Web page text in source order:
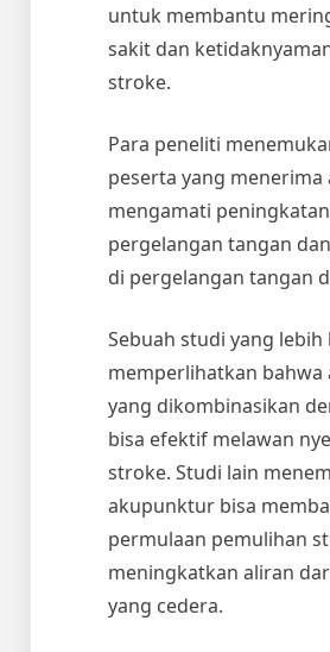
untuk membantu
sakit dan
stroke.
Para peneliti
peserta yang
mengamati
pergelangan tangan
di pergelangan tangan
Sebuah studi yang lebih
memperlihatkan
yang dikombinasikan
bisa efektif melawan
stroke. Studi lain
akupunktur bisa
permulaan pemulihan
meningkatkan aliran
yang cedera.